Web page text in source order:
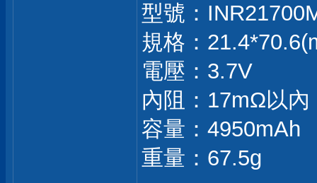
型號：
規格：
電壓：3.7V
內阻：17mΩ以內
容量：4950mAh
重量：67.5g